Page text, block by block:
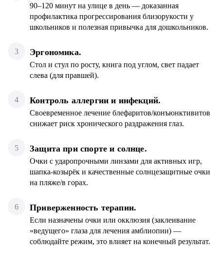
90–120 минут на улице в день — доказанная
профилактика прогрессирования близорукости у
школьников и полезная привычка для дошкольников.
Эргономика.
Стол и стул по росту, книга под углом, свет падает
слева (для правшей).
Контроль аллергии и инфекций.
Своевременное лечение блефаритов/конъюнктивитов
снижает риск хронического раздражения глаз.
Защита при спорте и солнце.
Очки с ударопрочными линзами для активных игр,
шапка-козырёк и качественные солнцезащитные очки
на пляже/в горах.
Приверженность терапии.
Если назначены очки или окклюзия (заклеивание
«ведущего» глаза для лечения амблиопии) —
соблюдайте режим, это влияет на конечный результат.